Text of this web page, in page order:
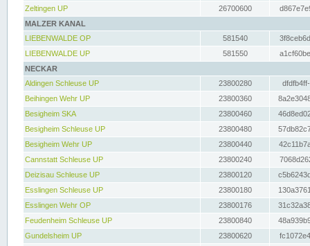
Zeltingen UP
26700600
MALZER KANAL
LIEBENWALDE OP
581540
LIEBENWALDE UP
581550
NECKAR
Aldingen Schleuse UP
23800280
Beihingen Wehr UP
23800360
Besigheim SKA
23800460
Besigheim Schleuse UP
23800480
Besigheim Wehr UP
23800440
Cannstatt Schleuse UP
23800240
Deizisau Schleuse UP
23800120
Esslingen Schleuse UP
23800180
Esslingen Wehr OP
23800176
Feudenheim Schleuse UP
23800840
Gundelsheim UP
23800620